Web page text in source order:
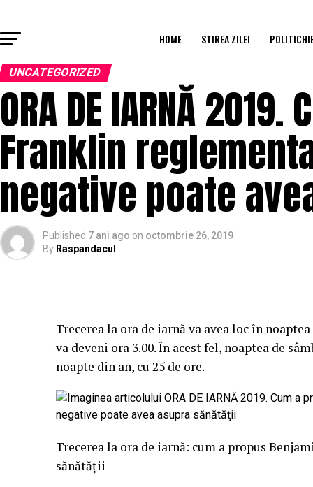
HOME STIREA ZILEI
UNCATEGORIZED
ORA DE IARNĂ
Franklin
negative poate
Published 7 ani ago on octombrie 26, 2019
By Raspandacul
Trecerea la ora de iarnă va avea loc în
va deveni ora 3.00. În acest fel, noaptea de
noapte din an, cu 25 de ore.
Trecerea la ora de iarnă: cum a propus
sănătăţii